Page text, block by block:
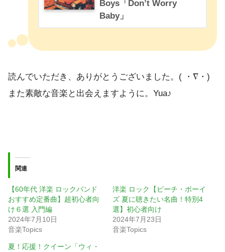
Boys「Don’t Worry
Baby」
読んでいただき、ありがとうございました。( ・∇・)
また素敵な音楽と出会えますように。Yua♪
関連
【60年代 洋楽 ロックバンド
おすすめ定番曲】超初心者向
け６選 入門編
2024年7月10日
音楽Topics
洋楽 ロック【ビーチ・ボーイ
ズ 夏に聴きたい名曲！特別4
選】初心者向け
2024年7月23日
音楽Topics
夏！応援！クイーン「ウィ・